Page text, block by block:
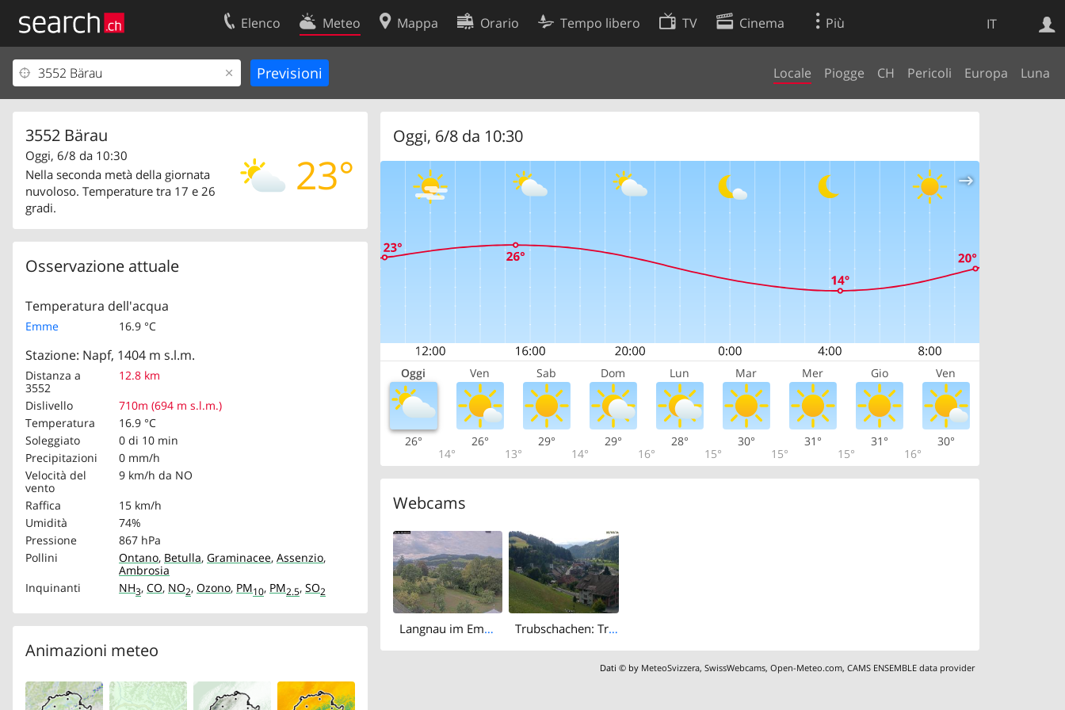
IT
Elenco Meteo Mappa Orario Tempo libero TV Cinema Più
Locale Piogge CH Pericoli Europa Luna
3552 Bärau
23°
Oggi, 6/8 da 10:30
Nella seconda metà della giornata
nuvoloso. Temperature tra 17 e 26
gradi.
Osservazione attuale
Temperatura dell'acqua
Emme 16.9 °C
Stazione: Napf, 1404 m s.l.m.
Distanza a
3552
12.8 km
Dislivello
710m (694 m s.l.m.)
Temperatura
16.9 °C
Soleggiato
0 di 10 min
Precipitazioni
0 mm/h
Velocità del
vento
9 km/h da NO
Raffica
15 km/h
Umidità
74%
Pressione
867 hPa
Pollini
Ontano, Betulla, Graminacee, Assenzio,
Ambrosia
Inquinanti
NH3, CO, NO2, Ozono, PM10, PM2.5, SO2
Animazioni meteo
Oggi, 6/8 da 10:30
Oggi Ven Sab Dom Lun Mar Mer Gio Ven
26°
14°
26°
13°
29°
14°
29°
16°
28°
15°
30°
15°
31°
15°
31°
16°
30°
Webcams
Langnau im Emmental › South-west: Aussicht vom Dorfberg in Langnau Trubschachen: Trubschachen, Bahnhof
Dati © by MeteoSvizzera,SwissWebcams,Open-Meteo.com,CAMS ENSEMBLE data provider
Ricerca Web
Il vostro profolio
Area clienti
Contatti
Condizioni d’uso
Preferenze cookie